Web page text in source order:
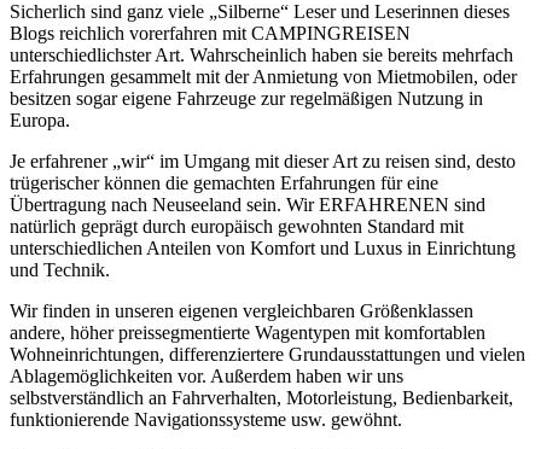
Sicherlich sind ganz viele „Silberne“ Leser und Leserinnen dieses
Blogs reichlich vorerfahren mit CAMPINGREISEN
unterschiedlichster Art. Wahrscheinlich haben sie bereits mehrfach
Erfahrungen gesammelt mit der Anmietung von Mietmobilen, oder
besitzen sogar eigene Fahrzeuge zur regelmäßigen Nutzung in
Europa.
Je erfahrener „wir“ im Umgang mit dieser Art zu reisen sind, desto
trügerischer können die gemachten Erfahrungen für eine
Übertragung nach Neuseeland sein. Wir ERFAHRENEN sind
natürlich geprägt durch europäisch gewohnten Standard mit
unterschiedlichen Anteilen von Komfort und Luxus in Einrichtung
und Technik.
Wir finden in unseren eigenen vergleichbaren Größenklassen
andere, höher preissegmentierte Wagentypen mit komfortablen
Wohneinrichtungen, differenziertere Grundausstattungen und vielen
Ablagemöglichkeiten vor. Außerdem haben wir uns
selbstverständlich an Fahrverhalten, Motorleistung, Bedienbarkeit,
funktionierende Navigationssysteme usw. gewöhnt.